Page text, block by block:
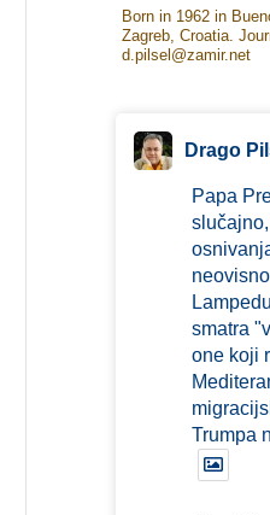
Born in 1962 in
Zagreb, Croatia.
d.pilsel@zamir.net
Drago
Papa
smatra
one koji
Trumpa